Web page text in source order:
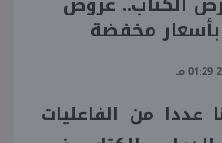
قهوة
مخفضة
عددا من الفاعليات